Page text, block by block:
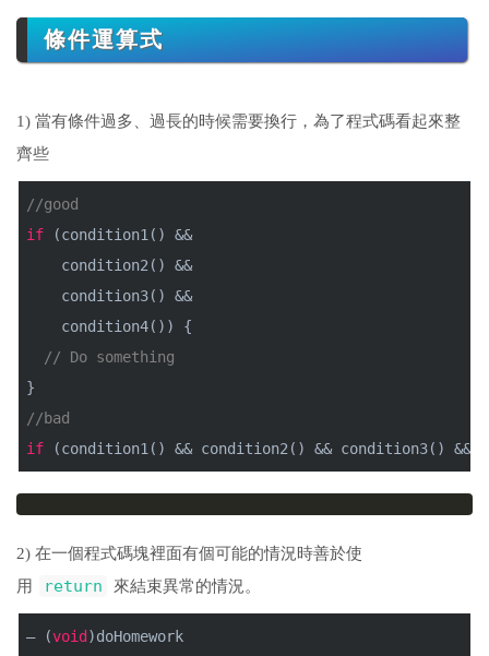
條件運算式
1) 當有條件過多、過長的時候需要換行，為了程式碼看起來整
齊些
//good
if (condition1() &&
condition2() &&
condition3() &&
condition4()) {
// Do something
}
//bad
if (condition1() && condition2() && condition3()
2) 在一個程式碼塊裡面有個可能的情況時善於使
用
return 來結束異常的情況。
– (void)doHomework